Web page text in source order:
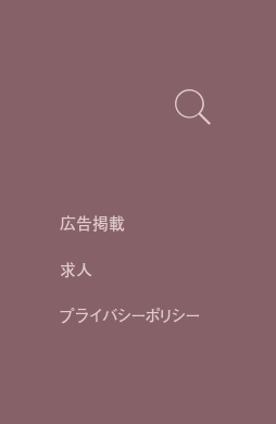
広告掲載
求人
プライバシーポリシー